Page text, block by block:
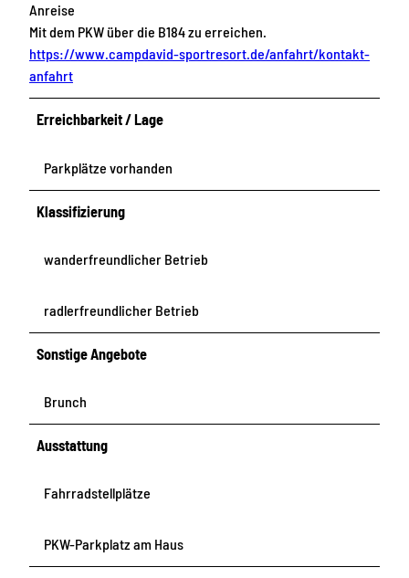
Anreise
Mit dem PKW über die B184 zu erreichen.
https://www.campdavid-sportresort.de/anfahrt/kontakt-
anfahrt
Erreichbarkeit / Lage
Parkplätze vorhanden
Klassifizierung
wanderfreundlicher Betrieb
radlerfreundlicher Betrieb
Sonstige Angebote
Brunch
Ausstattung
Fahrradstellplätze
PKW-Parkplatz am Haus